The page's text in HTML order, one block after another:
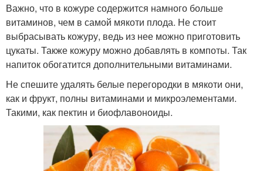
Важно, что в кожуре содержится намного больше
витаминов, чем в самой мякоти плода. Не стоит
выбрасывать кожуру, ведь из нее можно приготовить
цукаты. Также кожуру можно добавлять в компоты. Так
напиток обогатится дополнительными витаминами.
Не спешите удалять белые перегородки в мякоти они,
как и фрукт, полны витаминами и микроэлементами.
Такими, как пектин и биофлавоноиды.